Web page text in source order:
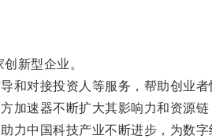
新型企业。
对接投资人等服务，帮助创业者
速器不断扩大其影响力和资源链
中国科技产业不断进步，为数字